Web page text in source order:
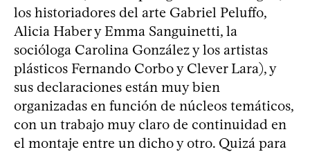
los historiadores del arte Gabriel Peluffo,
Alicia Haber y Emma Sanguinetti, la
socióloga Carolina González y los artistas
plásticos Fernando Corbo y Clever Lara), y
sus declaraciones están muy bien
organizadas en función de núcleos temáticos,
con un trabajo muy claro de continuidad en
el montaje entre un dicho y otro. Quizá para